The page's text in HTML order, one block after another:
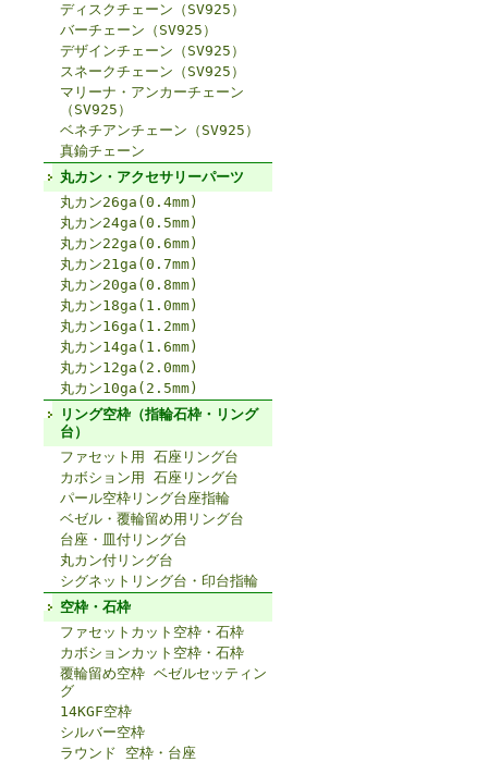
ディスクチェーン（SV925）
バーチェーン（SV925）
デザインチェーン（SV925）
スネークチェーン（SV925）
マリーナ・アンカーチェーン
（SV925）
ベネチアンチェーン（SV925）
真鍮チェーン
丸カン・アクセサリーパーツ
丸カン26ga(0.4mm)
丸カン24ga(0.5mm)
丸カン22ga(0.6mm)
丸カン21ga(0.7mm)
丸カン20ga(0.8mm)
丸カン18ga(1.0mm)
丸カン16ga(1.2mm)
丸カン14ga(1.6mm)
丸カン12ga(2.0mm)
丸カン10ga(2.5mm)
リング空枠（指輪石枠・リング
台）
ファセット用 石座リング台
カボション用 石座リング台
パール空枠リング台座指輪
ベゼル・覆輪留め用リング台
台座・皿付リング台
丸カン付リング台
シグネットリング台・印台指輪
空枠・石枠
ファセットカット空枠・石枠
カボションカット空枠・石枠
覆輪留め空枠 ベゼルセッティン
グ
14KGF空枠
シルバー空枠
ラウンド 空枠・台座